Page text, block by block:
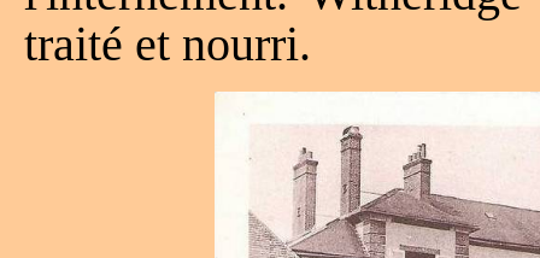
traité et nourri.